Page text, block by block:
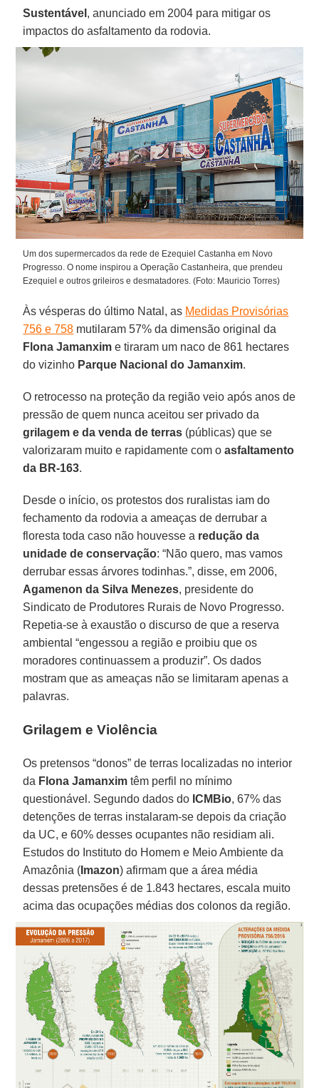
Sustentável , anunciado em 2004 para mitigar os
impactos do asfaltamento da rodovia.
Um dos supermercados da rede de Ezequiel Castanha em Novo
Progresso. O nome inspirou a Operação Castanheira, que prendeu
Ezequiel e outros grileiros e desmatadores. (Foto: Mauricio Torres)
Às vésperas do último Natal, as Medidas Provisórias
756 e 758 mutilaram 57% da dimensão original da
Flona Jamanxim e tiraram um naco de 861 hectares
do vizinho Parque Nacional do Jamanxim.
O retrocesso na proteção da região veio após anos de
pressão de quem nunca aceitou ser privado da
grilagem e da venda de terras (públicas) que se
valorizaram muito e rapidamente com oasfaltamento
da BR-163.
Desde o início, os protestos dos ruralistas iam do
fechamento da rodovia a ameaças de derrubar a
floresta toda caso não houvesse a redução da
unidade de conservação: “Não quero, mas vamos
derrubar essas árvores todinhas.”, disse, em 2006,
Agamenon da Silva Menezes, presidente do
Sindicato de Produtores Rurais de Novo Progresso.
Repetia-se à exaustão o discurso de que a reserva
ambiental “engessou a região e proibiu que os
moradores continuassem a produzir”. Os dados
mostram que as ameaças não se limitaram apenas a
palavras.
Grilagem e Violência
Os pretensos “donos” de terras localizadas no interior
da Flona Jamanxim têm perfil no mínimo
questionável. Segundo dados do ICMBio, 67% das
detenções de terras instalaram-se depois da criação
da UC, e 60% desses ocupantes não residiam ali.
Estudos do Instituto do Homem e Meio Ambiente da
Amazônia ( Imazon) afirmam que a área média
dessas pretensões é de 1.843 hectares, escala muito
acima das ocupações médias dos colonos da região.